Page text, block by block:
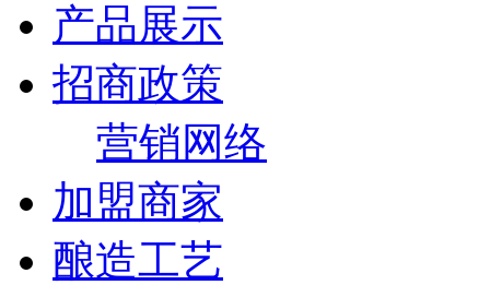
产品展示
招商政策
营销网络
加盟商家
酿造工艺